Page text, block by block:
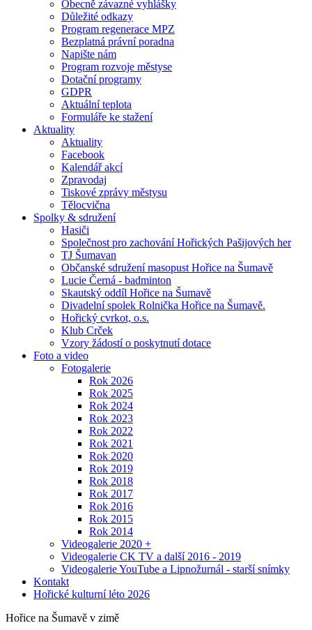
Obecně závazné vyhlášky
Důležité odkazy
Program regenerace MPZ
Bezplatná právní poradna
Napište nám
Program rozvoje městyse
Dotační programy
GDPR
Aktuální teplota
Formuláře ke stažení
Aktuality
Aktuality
Facebook
Kalendář akcí
Zpravodaj
Tiskové zprávy městysu
Tělocvična
Spolky & sdružení
Hasiči
Společnost pro zachování Hořických Pašijových her
TJ Šumavan
Občanské sdružení masopust Hořice na Šumavě
Lucie Černá - badminton
Skautský oddíl Hořice na Šumavě
Divadelní spolek Rolnička Hořice na Šumavě.
Hořický cvrkot, o.s.
Klub Crček
Vzory žádostí o poskytnutí dotace
Foto a video
Fotogalerie
Rok 2026
Rok 2025
Rok 2024
Rok 2023
Rok 2022
Rok 2021
Rok 2020
Rok 2019
Rok 2018
Rok 2017
Rok 2016
Rok 2015
Rok 2014
Videogalerie 2020 +
Videogalerie CK TV a další 2016 - 2019
Videogalerie YouTube a Lipnožurnál - starší snímky
Kontakt
Hořické kulturní léto 2026
Hořice na Šumavě v zimě